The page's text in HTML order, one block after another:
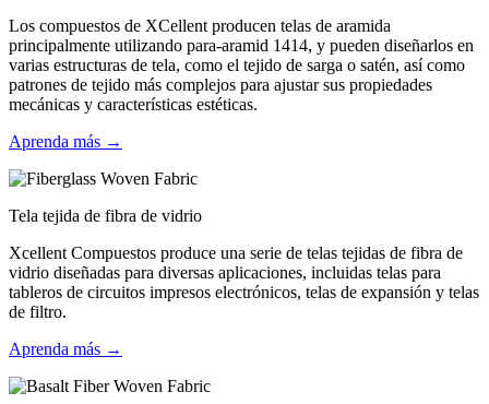
Los compuestos de XCellent producen telas de aramida
principalmente utilizando para-aramid 1414, y pueden diseñarlos en
varias estructuras de tela, como el tejido de sarga o satén, así como
patrones de tejido más complejos para ajustar sus propiedades
mecánicas y características estéticas.
Aprenda más →
Tela tejida de fibra de vidrio
Xcellent Compuestos produce una serie de telas tejidas de fibra de
vidrio diseñadas para diversas aplicaciones, incluidas telas para
tableros de circuitos impresos electrónicos, telas de expansión y telas
de filtro.
Aprenda más →